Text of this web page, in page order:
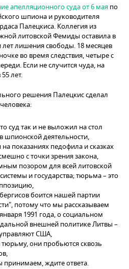
апелляционного суда от 6 мая по
шпиона и руководителя
Палецкиса. Коллегия из
литовской Фемиды оставила в
лет лишения свободы. 18 месяцев
во время следствия, четыре с
Если не случится чуда, на
лет.
решения Палецкис сделал
суд так и не выложил на стол
шпионской деятельности,
показаниях педофила и сказках
с точки зрения закона,
позором для всей литовской
и государства; тюрьма – это
боится нашей партии
потому что мы рассказываем
1991 года, о социальном
внешней политике Литвы –
США,
они пробьются сквозь
принимаем, ждите ответа.